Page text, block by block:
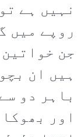
نہیں ہے
روپے میں
جن
ہیں ان
باہر دو
اور